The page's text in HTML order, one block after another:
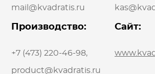
mail@kvadratis.ru
Производство:
+7 (473) 220-46-98,
product@kvadratis.ru
Сайт: